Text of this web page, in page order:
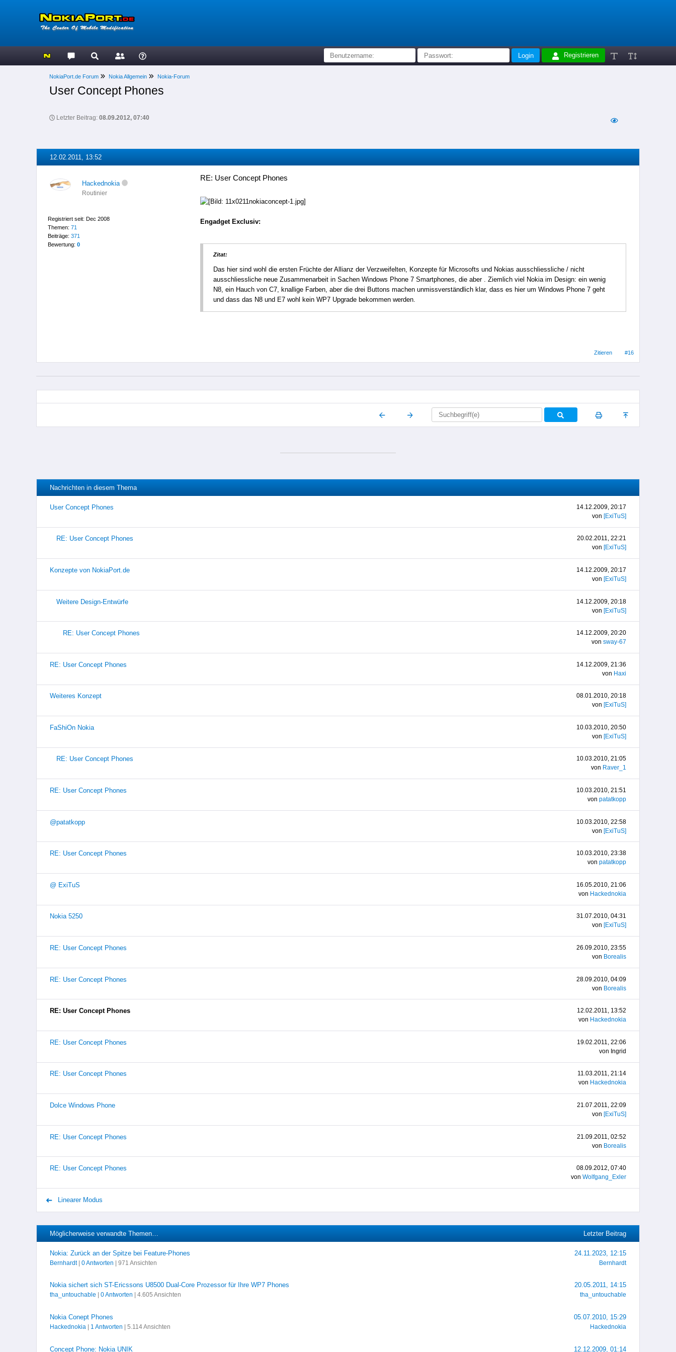
Registrieren
NokiaPort.de Forum Nokia Allgemein Nokia-Forum
User Concept Phones
Letzter Beitrag:08.09.2012, 07:40
12.02.2011, 13:52
Hackednokia
Routinier
Registriert seit: Dec 2008
Themen: 71
Beiträge: 371
Bewertung: 0
RE: User Concept Phones
Engadget Exclusiv:
Zitat:
Das hier sind wohl die ersten Früchte der Allianz der Verzweifelten, Konzepte für Microsofts und Nokias ausschliessliche / nicht
ausschliessliche neue Zusammenarbeit in Sachen Windows Phone 7 Smartphones, die aber . Ziemlich viel Nokia im Design: ein wenig
N8, ein Hauch von C7, knallige Farben, aber die drei Buttons machen unmissverständlich klar, dass es hier um Windows Phone 7 geht
und dass das N8 und E7 wohl kein WP7 Upgrade bekommen werden.
Zitieren #16
Nachrichten in diesem Thema
User Concept Phones
14.12.2009, 20:17
von [ExiTuS]
RE: User Concept Phones
20.02.2011, 22:21
von
[ExiTuS]
Konzepte von NokiaPort.de
14.12.2009, 20:17
von [ExiTuS]
Weitere Design-Entwürfe
14.12.2009, 20:18
von [ExiTuS]
RE: User Concept Phones
14.12.2009, 20:20
vonsway-67
RE: User Concept Phones
14.12.2009, 21:36
von Haxi
Weiteres Konzept
08.01.2010, 20:18
von
[ExiTuS]
FaShiOn Nokia
10.03.2010, 20:50
von [ExiTuS]
RE: User Concept Phones
10.03.2010, 21:05
von Raver_1
RE: User Concept Phones
10.03.2010, 21:51
vonpatatkopp
@patatkopp
10.03.2010, 22:58
von [ExiTuS]
RE: User Concept Phones
10.03.2010, 23:38
vonpatatkopp
@ ExiTuS
16.05.2010, 21:06
von Hackednokia
Nokia 5250
31.07.2010, 04:31
von
[ExiTuS]
RE: User Concept Phones
26.09.2010, 23:55
von Borealis
RE: User Concept Phones
28.09.2010, 04:09
von Borealis
RE: User Concept Phones
12.02.2011, 13:52
von Hackednokia
RE: User Concept Phones
19.02.2011, 22:06
von Ingrid
RE: User Concept Phones
11.03.2011, 21:14
von Hackednokia
Dolce Windows Phone
21.07.2011, 22:09
von [ExiTuS]
RE: User Concept Phones
21.09.2011, 02:52
von Borealis
RE: User Concept Phones
08.09.2012, 07:40
vonWolfgang_Exler
Linearer Modus
Möglicherweise verwandte Themen… Letzter Beitrag
Nokia: Zurück an der Spitze bei Feature-Phones
Bernhardt| 0 Antworten | 971 Ansichten
24.11.2023, 12:15
Bernhardt
Nokia sichert sich ST-Ericssons U8500 Dual-Core Prozessor für Ihre WP7 Phones
tha_untouchable 0 Antworten | 4.605 Ansichten
20.05.2011, 14:15
tha_untouchable
Nokia Conept Phones
Hackednokia 1 Antworten | 5.114 Ansichten
05.07.2010, 15:29
Hackednokia
Concept Phone: Nokia UNIK 12.12.2009, 01:14